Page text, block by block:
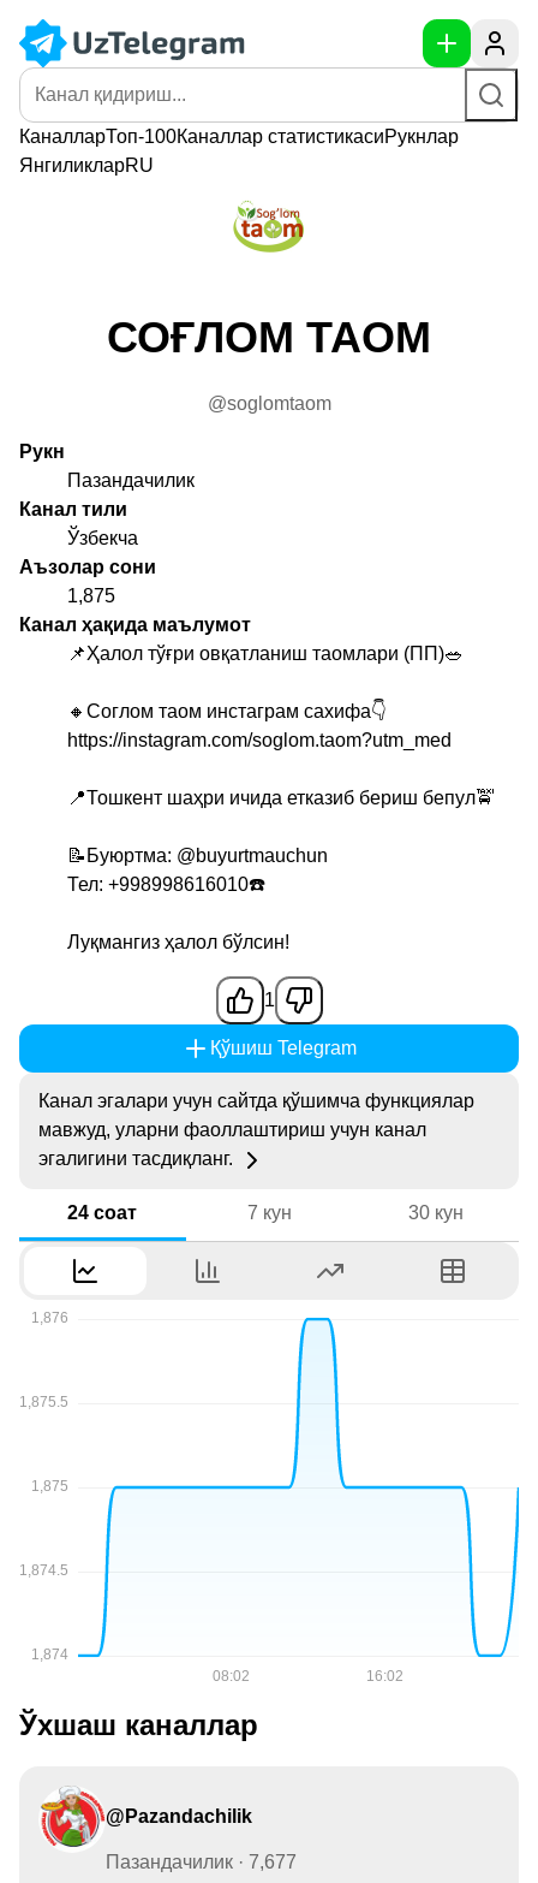
КаналларТоп-100Каналлар статистикасиРукнлар
ЯнгиликларRU
СОҒЛОМ ТАОМ
@soglomtaom
Рукн
Пазандачилик
Канал тили
Ўзбекча
Аъзолар сони
1,875
Канал ҳақида маълумот
📌Ҳалол тўғри овқатланиш таомлари (ПП)🥗
🔸️Соглом таом инстаграм сахифа👇
https://instagram.com/soglom.taom?utm_med
📍Тошкент шаҳри ичида етказиб бериш бепул🚖
📝Буюртма: @buyurtmauchun
Тел: +998998616010☎️
Луқмангиз ҳалол бўлсин!
1
Қўшиш Telegram
Канал эгалари учун сайтда қўшимча функциялар
мавжуд, уларни фаоллаштириш учун канал
эгалигини тасдиқланг.
24 соат 7 кун 30 кун
Ўхшаш каналлар
@Pazandachilik
Пазандачилик · 7,677